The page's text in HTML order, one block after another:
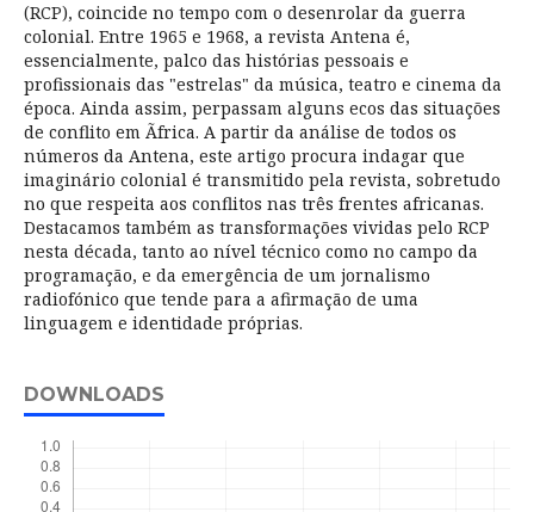
(RCP), coincide no tempo com o desenrolar da guerra
colonial. Entre 1965 e 1968, a revista Antena é,
essencialmente, palco das histórias pessoais e
profissionais das "estrelas" da música, teatro e cinema da
época. Ainda assim, perpassam alguns ecos das situações
de conflito em Ãfrica. A partir da análise de todos os
números da Antena, este artigo procura indagar que
imaginário colonial é transmitido pela revista, sobretudo
no que respeita aos conflitos nas três frentes africanas.
Destacamos também as transformações vividas pelo RCP
nesta década, tanto ao nível técnico como no campo da
programação, e da emergência de um jornalismo
radiofónico que tende para a afirmação de uma
linguagem e identidade próprias.
DOWNLOADS